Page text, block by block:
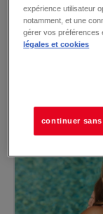
Lire la suite →
expérience utilisateur
notamment, et une
gérer vos préférences
légales et cookies
continuer